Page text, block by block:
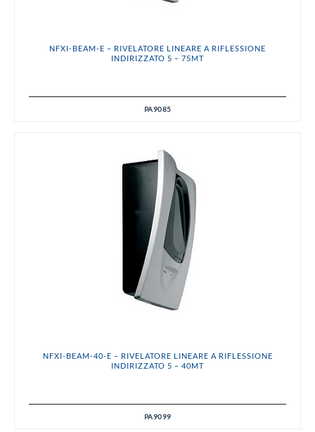
NFXI-BEAM-E – RIVELATORE LINEARE A RIFLESSIONE
INDIRIZZATO 5 – 75MT
PA9085
NFXI-BEAM-40-E – RIVELATORE LINEARE A RIFLESSIONE
INDIRIZZATO 5 – 40MT
PA9099